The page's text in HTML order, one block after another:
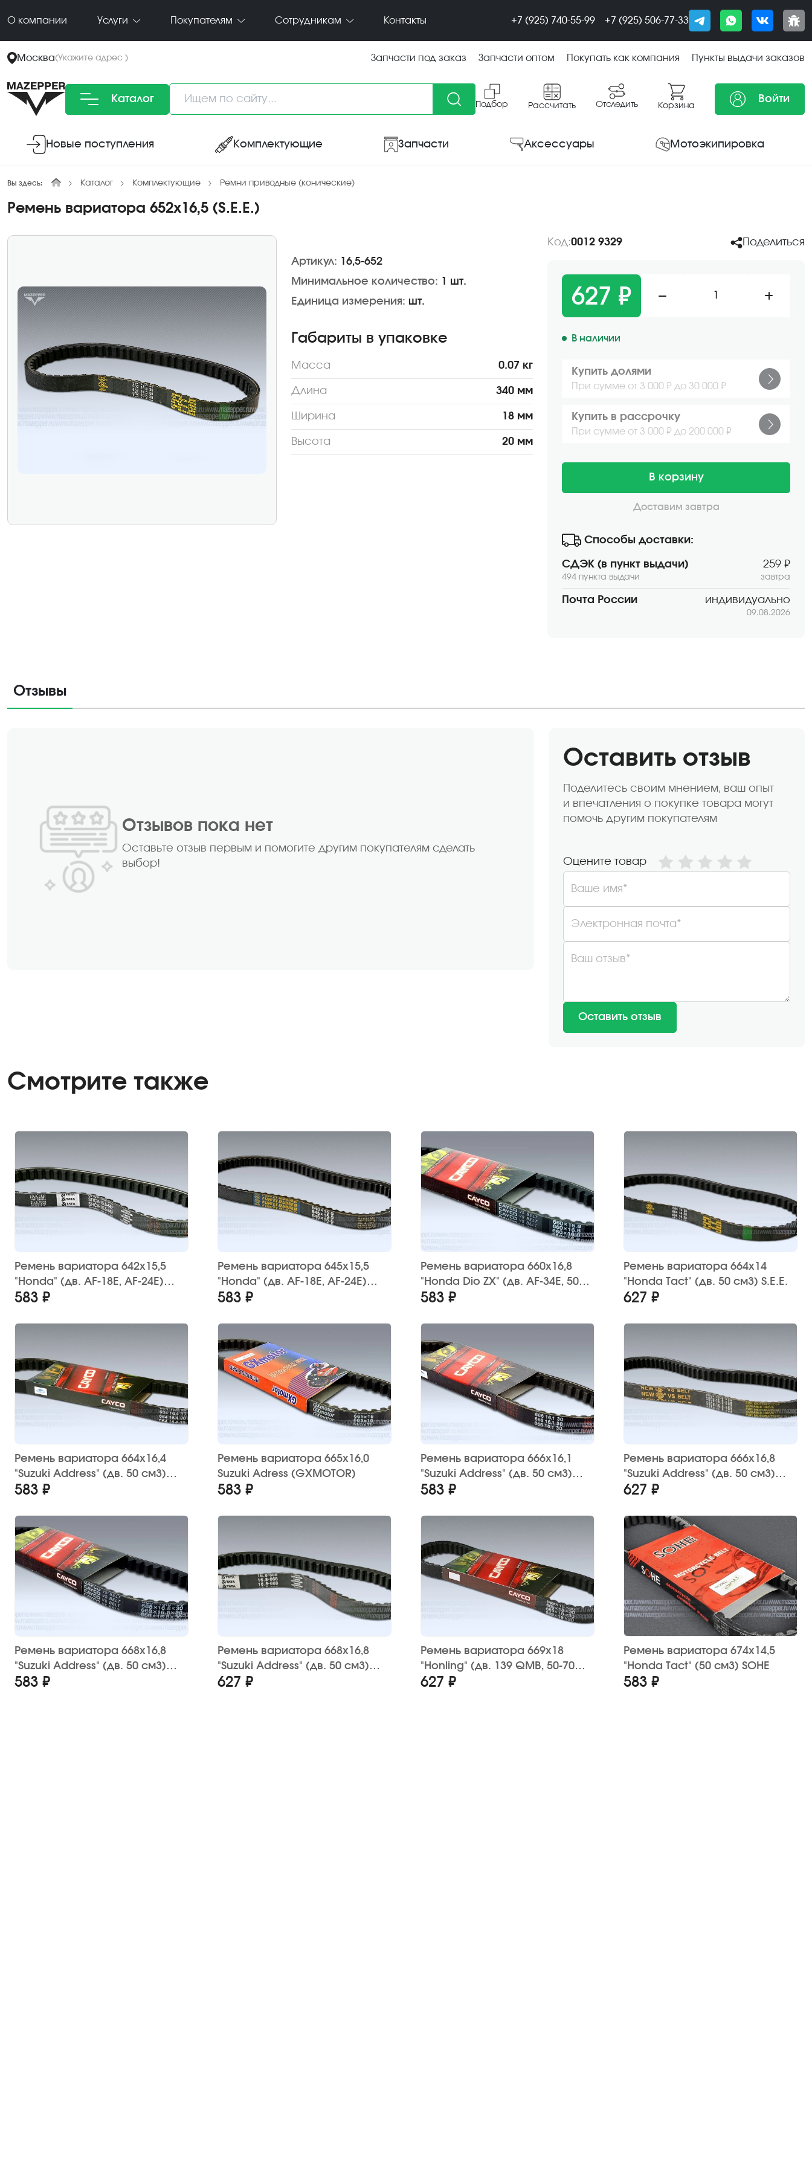
О компании Услуги Покупателям Сотрудникам Контакты +7 (925) 740-55-99 +7 (925) 506-77-33
Москва(Укажите адрес ) Запчасти под заказ Запчасти оптом Покупать как компания Пункты выдачи заказов
Каталог
Подбор Рассчитать Отследить Корзина
Войти
Новые поступления Комплектующие Запчасти Аксессуары Мотоэкипировка
Вы здесь: Каталог Комплектующие Ремни приводные (конические)
Ремень вариатора 652х16,5 (S.E.E.)
Артикул: 16,5-652
Минимальное количество: 1 шт.
Единица измерения: шт.
Габариты в упаковке
Масса 0.07 кг
Длина 340 мм
Ширина 18 мм
Высота 20 мм
Код:0012 9329 Поделиться
627 ₽ 1
В наличии
Купить долями
При сумме от 3 000 ₽ до 30 000 ₽
Купить в рассрочку
При сумме от 3 000 ₽ до 200 000 ₽
В корзину
Доставим завтра
Способы доставки:
СДЭК (в пункт выдачи)
494 пункта выдачи
259 ₽
завтра
Почта России индивидуально
09.08.2026
Отзывы
Отзывов пока нет
Оставьте отзыв первым и помогите другим покупателям сделать
выбор!
Оставить отзыв
Поделитесь своим мнением, ваш опыт
и впечатления о покупке товара могут
помочь другим покупателям
Оцените товар
Ваше имя*
Электронная почта*
Ваш отзыв*
Оставить отзыв
Смотрите также
Ремень вариатора 642х15,5
"Honda" (дв. AF-18E, AF-24E)
Китай
583 ₽
Ремень вариатора 645х15,5
"Honda" (дв. AF-18E, AF-24E)
FUWEI
583 ₽
Ремень вариатора 660х16,8
"Honda Dio ZX" (дв. AF-34E, 50
см3) CAYCO
583 ₽
Ремень вариатора 664х14
"Honda Tact" (дв. 50 см3) S.E.E.
627 ₽
Ремень вариатора 664х16,4
"Suzuki Address" (дв. 50 см3)
CAYCO
583 ₽
Ремень вариатора 665х16,0
Suzuki Adress (GXMOTOR)
583 ₽
Ремень вариатора 666х16,1
"Suzuki Address" (дв. 50 см3)
CAYCO
583 ₽
Ремень вариатора 666х16,8
"Suzuki Address" (дв. 50 см3)
S.E.E
627 ₽
Ремень вариатора 668х16,8
"Suzuki Address" (дв. 50 см3)
CAYCO
583 ₽
Ремень вариатора 668х16,8
"Suzuki Address" (дв. 50 см3)
ТАТА
627 ₽
Ремень вариатора 669х18
"Honling" (дв. 139 QMB, 50-70
см3) колесо 10" CAYCO
627 ₽
Ремень вариатора 674х14,5
"Honda Tact" (50 см3) SOHE
583 ₽